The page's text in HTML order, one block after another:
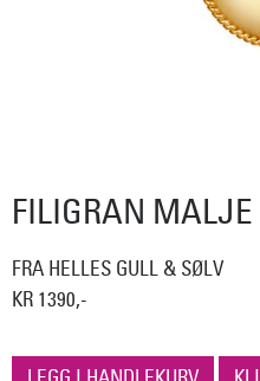
FILIGRAN
FRA HELLES GULL & SØLV
KR 1390,-